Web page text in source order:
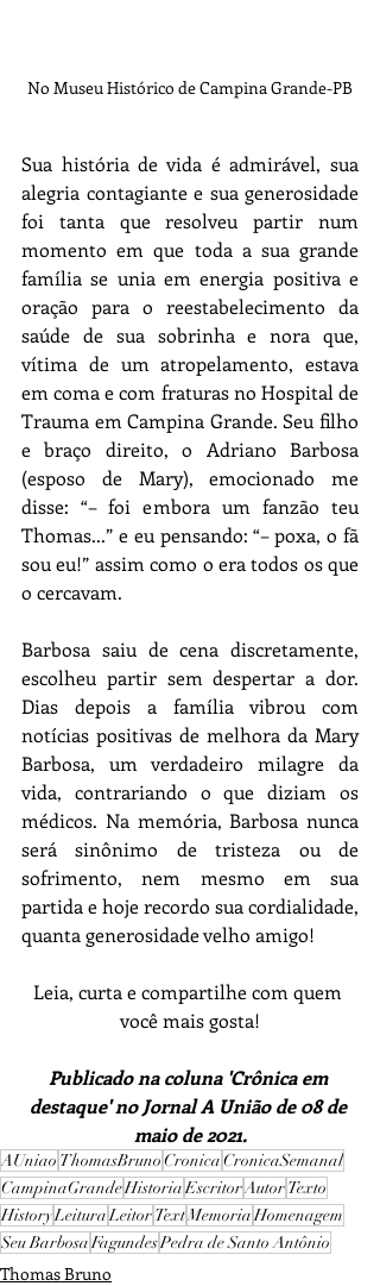
No Museu Histórico de Campina Grande-PB
Sua história de vida é admirável, sua
alegria contagiante e sua generosidade
foi tanta que resolveu partir num
momento em que toda a sua grande
família se unia em energia positiva e
oração para o reestabelecimento da
saúde de sua sobrinha e nora que,
vítima de um atropelamento, estava
em coma e com fraturas no Hospital de
Trauma em Campina Grande. Seu filho
e braço direito, o Adriano Barbosa
(esposo de Mary), emocionado me
disse: “– foi embora um fanzão teu
Thomas...” e eu pensando: “– poxa, o fã
sou eu!” assim como o era todos os que
o cercavam.
Barbosa saiu de cena discretamente,
escolheu partir sem despertar a dor.
Dias depois a família vibrou com
notícias positivas de melhora da Mary
Barbosa, um verdadeiro milagre da
vida, contrariando o que diziam os
médicos. Na memória, Barbosa nunca
será sinônimo de tristeza ou de
sofrimento, nem mesmo em sua
partida e hoje recordo sua cordialidade,
quanta generosidade velho amigo!
Leia, curta e compartilhe com quem
você mais gosta!
Publicado na coluna 'Crônica em
destaque' no Jornal A União de 08 de
maio de 2021.
AUniao ThomasBrunoCronicaCronicaSemanal
CampinaGrandeHistoriaEscritorAutorTexto
HistoryLeituraLeitorTextMemoriaHomenagem
Seu BarbosaFagundesPedra de Santo Antônio
Thomas Bruno